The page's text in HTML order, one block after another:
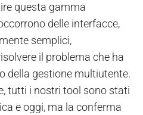
questa gamma
delle interfacce,
semplici,
il problema che ha
della gestione multiutente.
tutti i nostri tool sono stati
e oggi, ma la conferma